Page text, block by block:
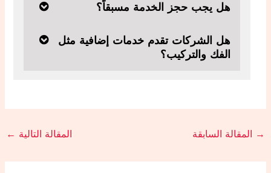
هل يجب حجز الخدمة مسبقاً؟
هل الشركات تقدم خدمات إضافية مثل
الفك والتركيب؟
→ المقالة السابقة المقالة التالية ←